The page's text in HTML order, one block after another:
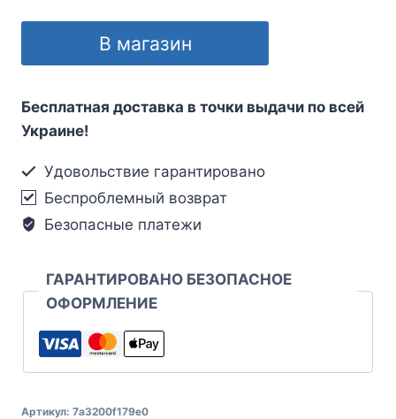
В магазин
Бесплатная доставка в точки выдачи по всей
Украине!
Удовольствие гарантировано
Беспроблемный возврат
Безопасные платежи
ГАРАНТИРОВАНО БЕЗОПАСНОЕ
ОФОРМЛЕНИЕ
Артикул: 7a3200f179e0